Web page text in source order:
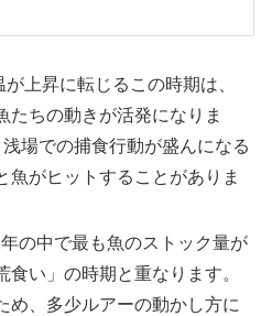
が上昇に転じるこの時期は、
たちの動きが活発になりま
場での捕食行動が盛んになる
魚がヒットすることがありま
の中で最も魚のストック量が
い」の時期と重なります。
め、多少ルアーの動かし方に